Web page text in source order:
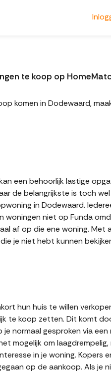
te koop op
komen in Dodewaard,
een behoorlijk lastige
de belangrijkste is toch
in Dodewaard.
woningen niet op Funda
af op die ene woning. Met
je niet hebt kunnen
hun huis te willen
te koop zetten. Dit komt
normaal gesproken via
mogelijk om
in je woning. Kopers
op de aankoop. Als je